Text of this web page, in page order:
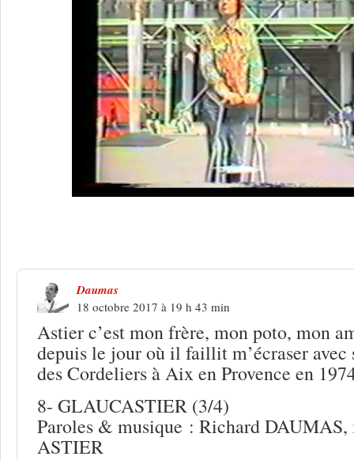
Daumas
18 octobre 2017 à 19 h 43 min
Astier c’est mon frère, mon poto, mon
depuis le jour où il faillit m’écraser
des Cordeliers à Aix en Provence en
8- GLAUCASTIER (3/4)
Paroles & musique : Richard DAUMAS,
ASTIER